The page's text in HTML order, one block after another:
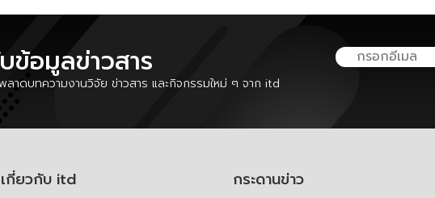
ข้อมูลข่าวสาร
ลาดบทความงานวิจัย ข่าวสาร และกิจกรรมใหม่ ๆ จาก itd
เกี่ยวกับ itd
กระดานข่าว